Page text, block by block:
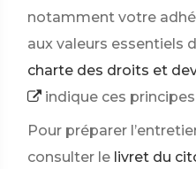
notamment votre
aux valeurs essentiels
charte des droits et
indique ces
Pour préparer
consulter le livret du